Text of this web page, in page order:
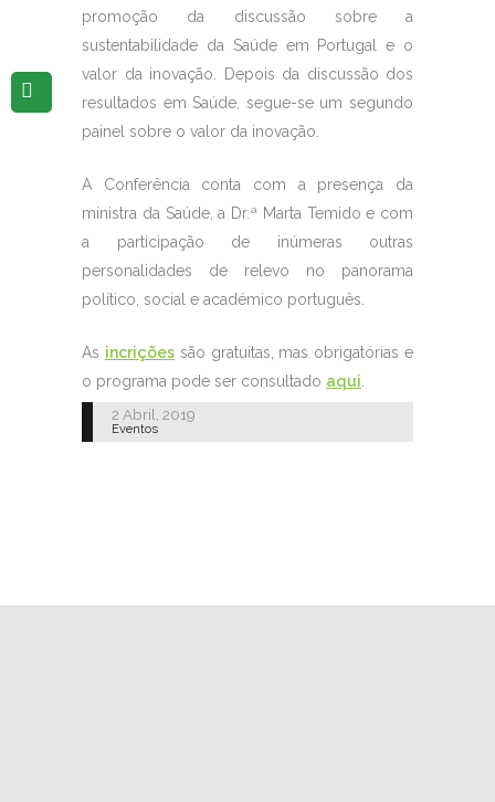
promoção da discussão sobre a
sustentabilidade da Saúde em Portugal e o
valor da inovação. Depois da discussão dos
resultados em Saúde, segue-se um segundo
painel sobre o valor da inovação.
A Conferência conta com a presença da
ministra da Saúde, a Dr.ª Marta Temido e com
a participação de inúmeras outras
personalidades de relevo no panorama
político, social e académico português.
As incriçõessão gratuitas, mas obrigatórias e
o programa pode ser consultado aqui
2 Abril, 2019
Eventos